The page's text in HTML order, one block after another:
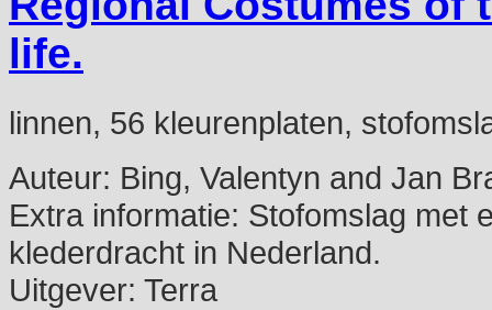
life.
linnen, 56 kleurenplaten,
Auteur: Bing, Valentyn and Jan
Extra informatie: Stofomslag met
klederdracht in Nederland.
Uitgever: Terra